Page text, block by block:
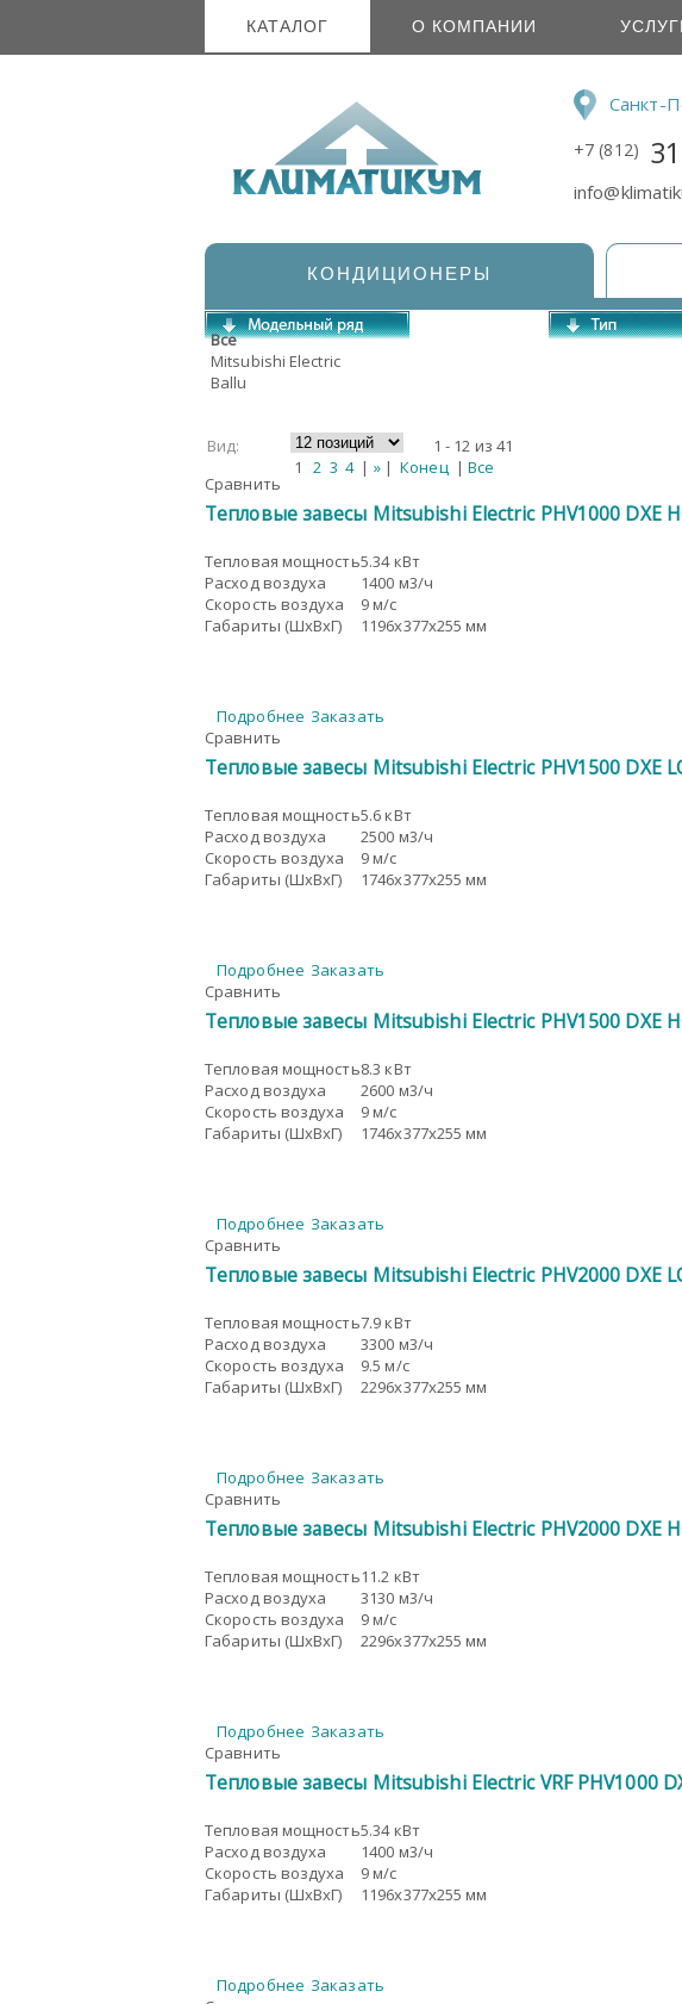
КАТАЛОГ О КОМПАНИИ
Санкт-
+7 (812)
КОНДИЦИОНЕРЫ
Все
Mitsubishi Electric
Ballu
Вид:
1 - 12 из 41
1
2 3 4| »|Конец |Все
Сравнить
Тепловые завесы Mitsubishi Electric PHV1000 DXE
Тепловая мощность5.34 кВт
Расход воздуха
1400 м3/ч
Скорость воздуха
9 м/с
Габариты (ШxВxГ)
1196x377x255 мм
Подробнее Заказать
Сравнить
Тепловые завесы Mitsubishi Electric PHV1500 DXE
Тепловая мощность5.6 кВт
Расход воздуха
2500 м3/ч
Скорость воздуха
9 м/с
Габариты (ШxВxГ)
1746x377x255 мм
Подробнее Заказать
Сравнить
Тепловые завесы Mitsubishi Electric PHV1500 DXE
Тепловая мощность8.3 кВт
Расход воздуха
2600 м3/ч
Скорость воздуха
9 м/с
Габариты (ШxВxГ)
1746x377x255 мм
Подробнее Заказать
Сравнить
Тепловые завесы Mitsubishi Electric PHV2000 DXE
Тепловая мощность7.9 кВт
Расход воздуха
3300 м3/ч
Скорость воздуха
9.5 м/с
Габариты (ШxВxГ)
2296x377x255 мм
Подробнее Заказать
Сравнить
Тепловые завесы Mitsubishi Electric PHV2000 DXE
Тепловая мощность11.2 кВт
Расход воздуха
3130 м3/ч
Скорость воздуха
9 м/с
Габариты (ШxВxГ)
2296x377x255 мм
Подробнее Заказать
Сравнить
Тепловые завесы Mitsubishi Electric VRF PHV1000
Тепловая мощность5.34 кВт
Расход воздуха
1400 м3/ч
Скорость воздуха
9 м/с
Габариты (ШxВxГ)
1196x377x255 мм
Подробнее Заказать